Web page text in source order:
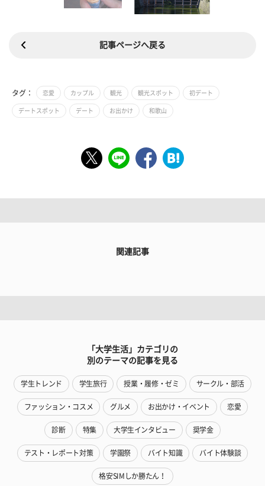
記事ページへ戻る
タグ： 恋愛 カップル 観光 観光スポット 初デート
デートスポット デート お出かけ 和歌山
関連記事
「大学生活」カテゴリの
別のテーマの記事を見る
学生トレンド 学生旅行 授業・履修・ゼミ サークル・部活
ファッション・コスメ グルメ お出かけ・イベント 恋愛
診断 特集 大学生インタビュー 奨学金
テスト・レポート対策 学園祭 バイト知識 バイト体験談
格安SIMしか勝たん！